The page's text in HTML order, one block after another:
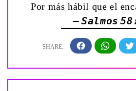
Por más hábil que el
— Salmos